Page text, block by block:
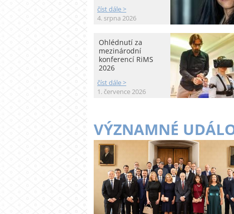
číst dále >
4. srpna 2026
Ohlédnutí za
mezinárodní
konferencí RiMS
2026
číst dále >
1. července 2026
VÝZNAMNÉ